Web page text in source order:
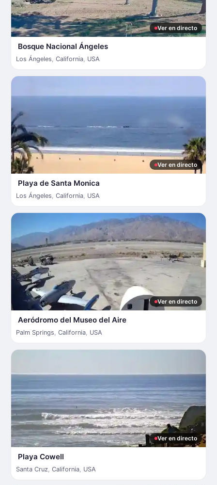
Ver en directo
Bosque Nacional Ángeles
Los Ángeles, California, USA
Ver en directo
Playa de Santa Monica
Los Ángeles, California, USA
Ver en directo
Aeródromo del Museo del Aire
Palm Springs, California, USA
Ver en directo
Playa Cowell
Santa Cruz, California, USA